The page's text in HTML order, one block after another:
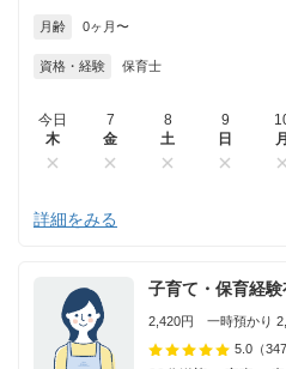
月齢 0ヶ月〜
資格・経験 保育士
今日
木
7
金
8
土
9
日
月
詳細をみる
子育て・保育経験
2,420円 一時預かり
5.0 （347